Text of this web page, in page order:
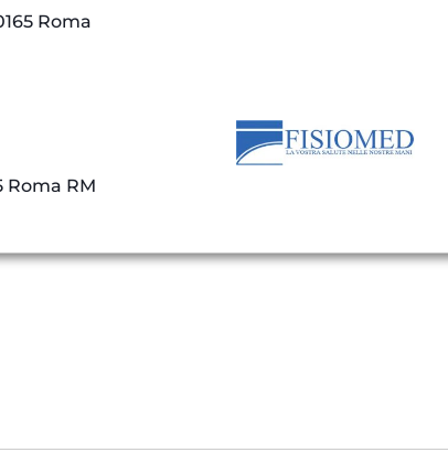
Roma
Roma RM